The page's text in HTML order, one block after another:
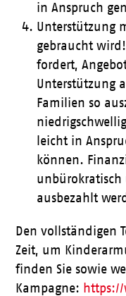
in Anspruch
Unterstützung
gebraucht
fordert,
Unterstützung
Familien so
leicht in
können.
ausbezahlt
Den vollständigen
Zeit, um
finden Sie sowie
Kampagne: